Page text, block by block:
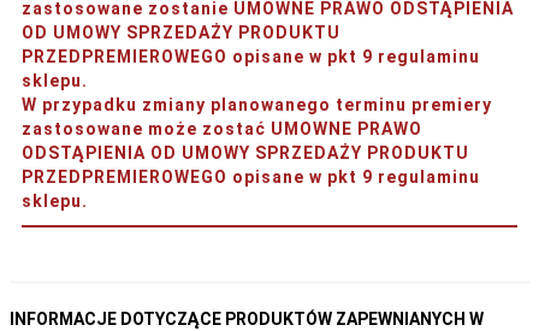
zastosowane zostanie UMOWNE PRAWO ODSTĄPIENIA
OD UMOWY SPRZEDAŻY PRODUKTU
PRZEDPREMIEROWEGO opisane w pkt 9 regulaminu
sklepu.
W przypadku zmiany planowanego terminu premiery
zastosowane może zostać UMOWNE PRAWO
ODSTĄPIENIA OD UMOWY SPRZEDAŻY PRODUKTU
PRZEDPREMIEROWEGO opisane w pkt 9 regulaminu
sklepu.
INFORMACJE DOTYCZĄCE PRODUKTÓW ZAPEWNIANYCH W